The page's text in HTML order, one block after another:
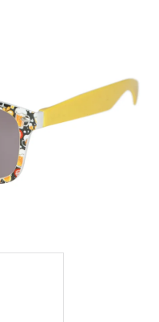
Výměna / vrácení zboží